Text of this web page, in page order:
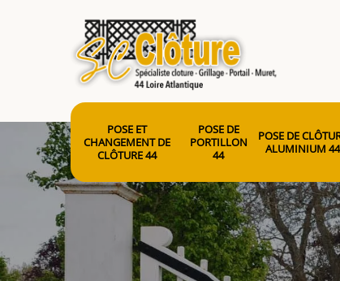
POSE ET
CHANGEMENT DE
CLÔTURE 44
POSE DE
PORTILLON
44
POSE DE
ALUMINIUM 44